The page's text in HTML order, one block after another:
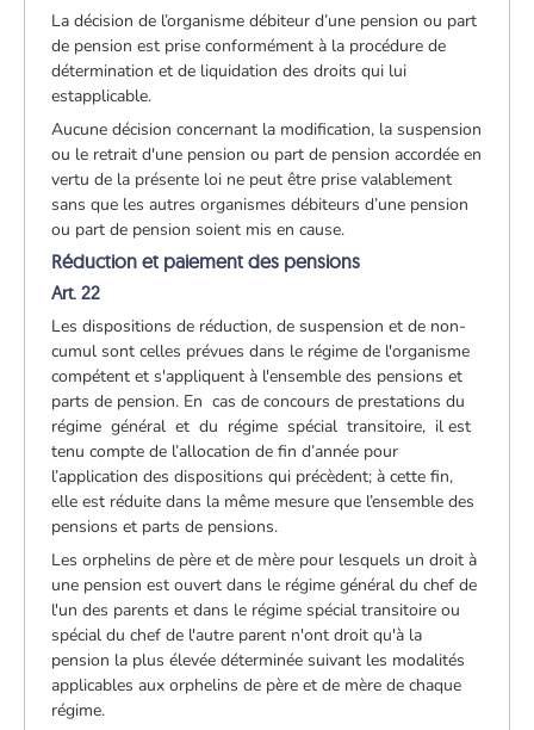
La décision de l’organisme débiteur d’une pension ou part
de pension est prise conformément à la procédure de
détermination et de liquidation des droits qui lui
estapplicable.
Aucune décision concernant la modification, la suspension
ou le retrait d'une pension ou part de pension accordée en
vertu de la présente loi ne peut être prise valablement
sans que les autres organismes débiteurs d’une pension
ou part de pension soient mis en cause.
Réduction et paiement des pensions
Art. 22
Les dispositions de réduction, de suspension et de non-
cumul sont celles prévues dans le régime de l'organisme
compétent et s'appliquent à l'ensemble des pensions et
parts de pension. En cas de concours de prestations du
régime général et du régime spécial transitoire, il est
tenu compte de l’allocation de fin d’année pour
l’application des dispositions qui précèdent; à cette fin,
elle est réduite dans la même mesure que l’ensemble des
pensions et parts de pensions.
Les orphelins de père et de mère pour lesquels un droit à
une pension est ouvert dans le régime général du chef de
l'un des parents et dans le régime spécial transitoire ou
spécial du chef de l'autre parent n'ont droit qu'à la
pension la plus élevée déterminée suivant les modalités
applicables aux orphelins de père et de mère de chaque
régime.